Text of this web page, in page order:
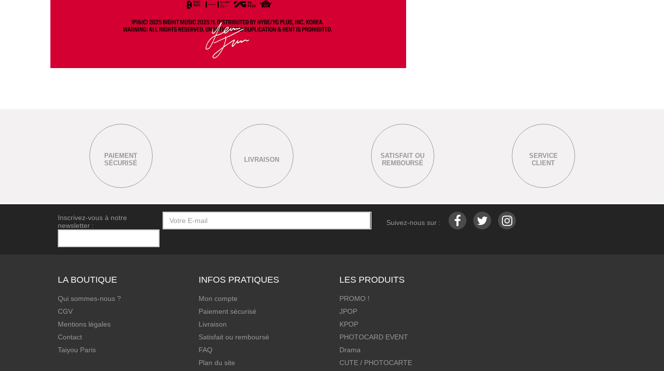
PAIEMENT
SÉCURISÉ
LIVRAISON
SATISFAIT OU
REMBOURSÉ
SERVICE
CLIENT
Inscrivez-vous à notre
newsletter :
Suivez-nous sur :
LA BOUTIQUE
Qui sommes-nous ?
CGV
Mentions légales
Contact
Taiyou Paris
INFOS PRATIQUES
Mon compte
Paiement sécurisé
Livraison
Satisfait ou remboursé
FAQ
Plan du site
LES PRODUITS
PROMO !
JPOP
KPOP
PHOTOCARD EVENT
Drama
CUTE / PHOTOCARTE